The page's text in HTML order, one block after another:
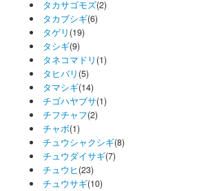
タカサゴモズ(2)
タカブシギ(6)
タゲリ (19)
タシギ(9)
タネコマドリ (1)
タヒバリ (5)
タマシギ(14)
チゴハヤブサ(1)
チフチャフ(2)
チャボ(1)
チュウシャクシギ(8)
チュウダイサギ(7)
チュウヒ(23)
チュウサギ(10)